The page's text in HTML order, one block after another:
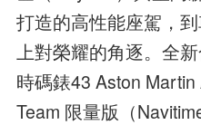
打造的高性能座駕，
上對榮耀的角逐。全
時碼錶43 Aston
Team 限量版（